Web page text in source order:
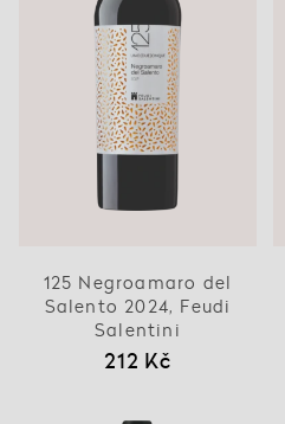
125 Negroamaro del
Salento 2024, Feudi
Salentini
212 Kč